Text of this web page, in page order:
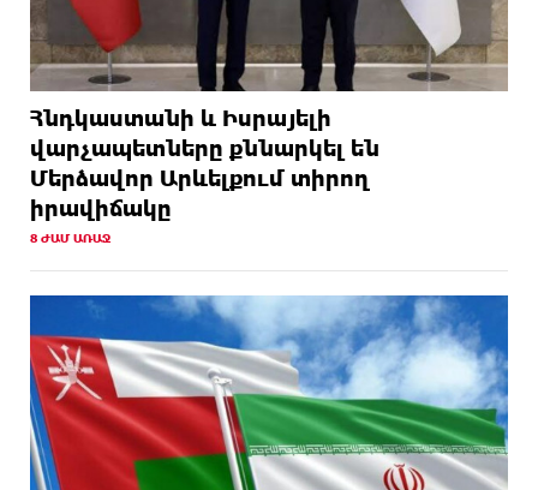
Հնդկաստանի և Իսրայելի
վարչապետները քննարկել են
Մերձավոր Արևելքում տիրող
իրավիճակը
8 ԺԱՄ ԱՌԱՋ